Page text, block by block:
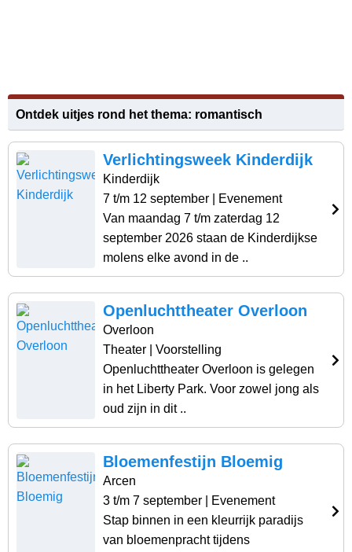
Ontdek uitjes rond het thema: romantisch
Verlichtingsweek Kinderdijk
Kinderdijk
7 t/m 12 september | Evenement
Van maandag 7 t/m zaterdag 12
september 2026 staan de Kinderdijkse
molens elke avond in de ..
Openluchttheater Overloon
Overloon
Theater | Voorstelling
Openluchttheater Overloon is gelegen
in het Liberty Park. Voor zowel jong als
oud zijn in dit ..
Bloemenfestijn Bloemig
Arcen
3 t/m 7 september | Evenement
Stap binnen in een kleurrijk paradijs
van bloemenpracht tijdens